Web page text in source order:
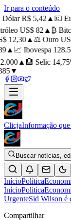
Ir para o conteúdo
R$ 5,42▲💶
US$ 82▲₿
12,30▲⚖️ Ouro
▲📈 Ibovespa
▲🏦 Selic
▼
ClicjaInformação que
Buscar notícias,
InícioPolítica
InícioPolítica
UrgenteSid Wilson é
Compartilhar